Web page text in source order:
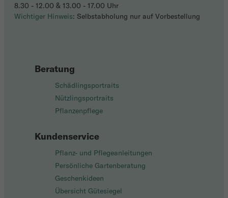
Beratung
Schädlingsportraits
Nützlingsportraits
Pflanzenpflege
Kundenservice
Pflanz- und Pflegeanleitungen
Persönliche Gartenberatung
Geschenkideen
Übersicht Gütesiegel
8.30 - 12.00 & 13.00 - 17.00 Uhr
Wichtiger Hinweis: Selbstabholung nur auf Vorbestellung